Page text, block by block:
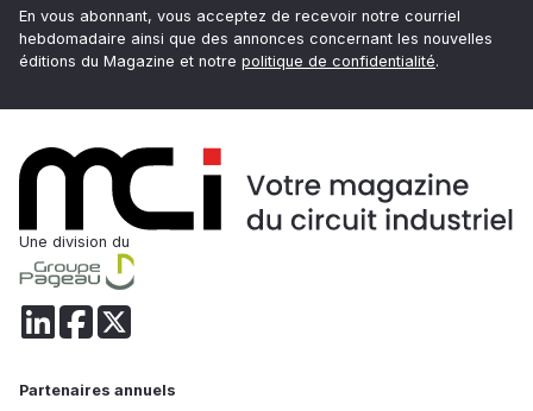
En vous abonnant, vous acceptez de recevoir notre courriel
hebdomadaire ainsi que des annonces concernant les nouvelles
éditions du Magazine et notre politique de confidentialité.
Une division du
Partenaires annuels